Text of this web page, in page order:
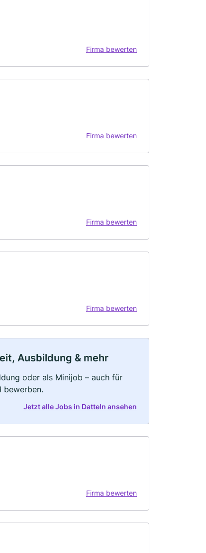
Firma bewerten
Firma bewerten
Firma bewerten
Firma bewerten
Ausbildung & mehr
oder als Minijob – auch für
bewerben.
Jetzt alle Jobs in Datteln ansehen
Firma bewerten